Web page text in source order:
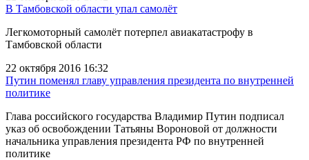
В Тамбовской области упал самолёт
Легкомоторный самолёт потерпел авиакатастрофу в
Тамбовской области
22 октября 2016 16:32
Путин поменял главу управления президента по внутренней
политике
Глава российского государства Владимир Путин подписал
указ об освобождении Татьяны Вороновой от должности
начальника управления президента РФ по внутренней
политике